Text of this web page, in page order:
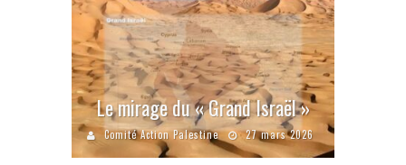
Le mirage du « Grand Israël »
Comité Action Palestine 27 mars 2026